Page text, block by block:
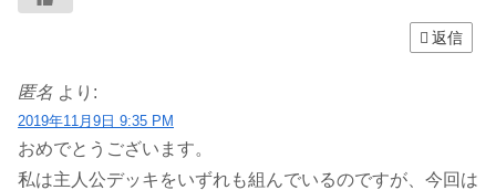
返信
匿名 より:
2019年11月9日 9:35 PM
おめでとうございます。
私は主人公デッキをいずれも組んでいるのですが、今回は